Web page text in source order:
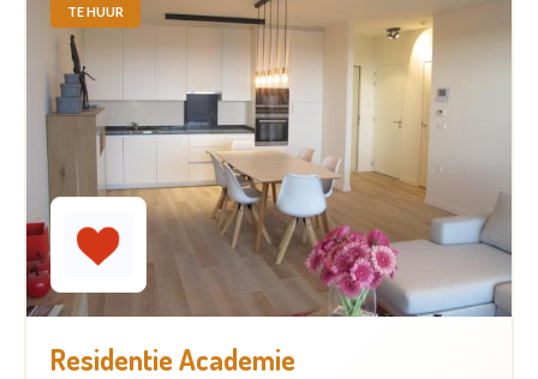
TE HUUR
Residentie Academie